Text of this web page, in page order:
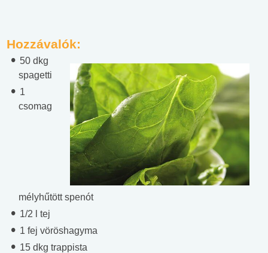
Hozzávalók:
50 dkg
spagetti
1
csomag
mélyhűtött spenót
1/2 l tej
1 fej vöröshagyma
15 dkg trappista